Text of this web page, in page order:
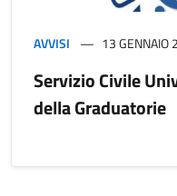
AVVISI 13 GENNAIO
Servizio Civile
della Graduatorie